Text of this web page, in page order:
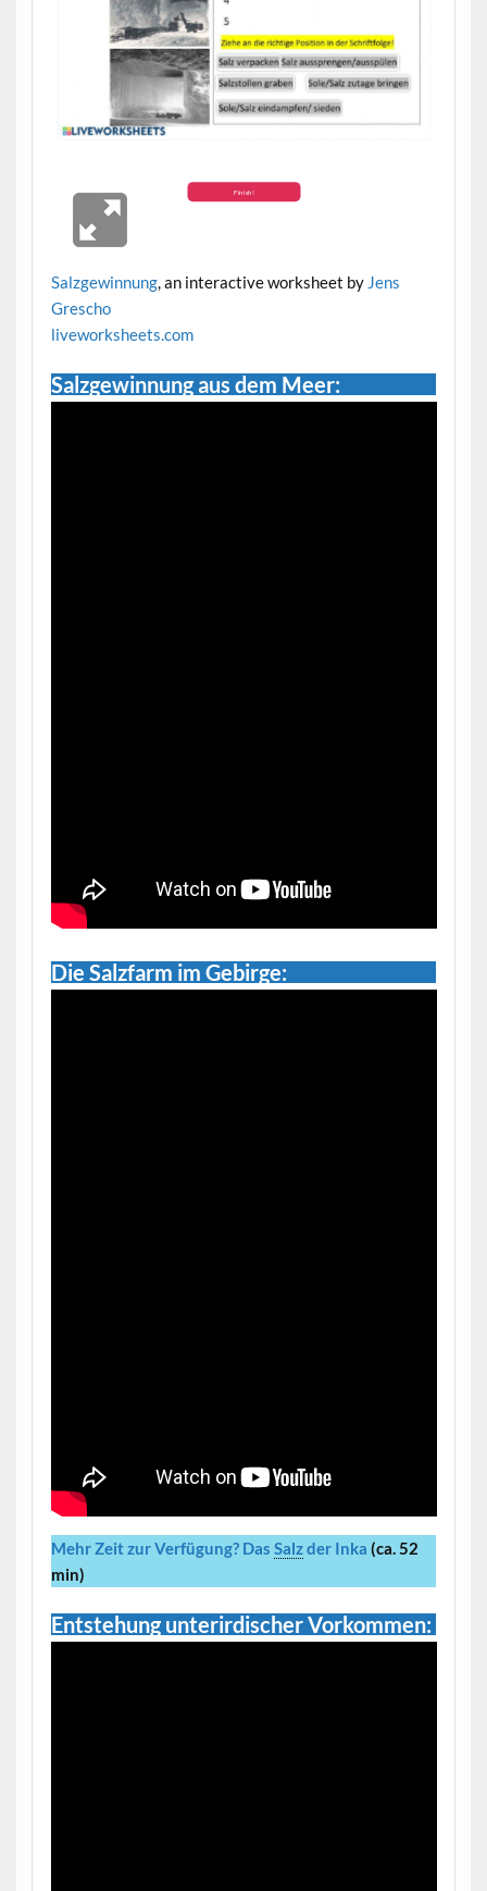
Salzgewinnung, an interactive worksheet by Jens
Grescho
liveworksheets.com
Salzgewinnung aus dem Meer:
Die Salzfarm im Gebirge:
Mehr Zeit zur Verfügung? Das Salzder Inka (ca. 52
min)
Entstehung unterirdischer Vorkommen: